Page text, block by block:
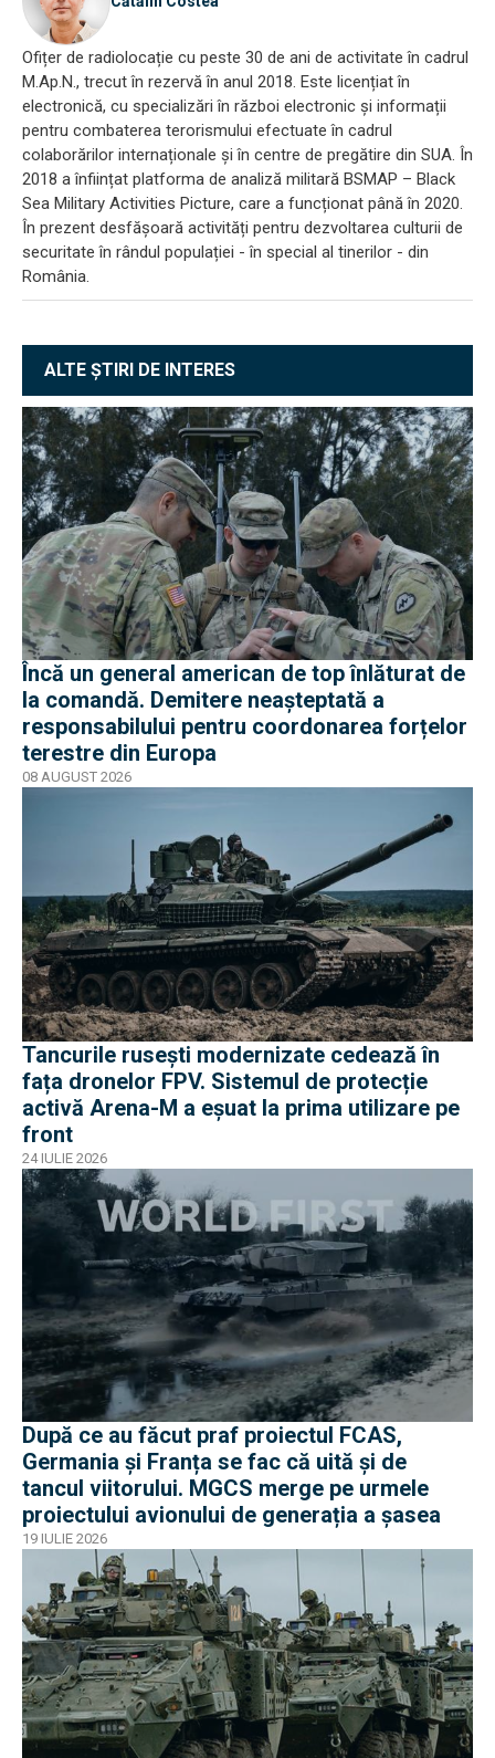
Ofițer de radiolocație cu peste 30 de ani de activitate în cadrul
M.Ap.N., trecut în rezervă în anul 2018. Este licențiat în
electronică, cu specializări în război electronic și informații
pentru combaterea terorismului efectuate în cadrul
colaborărilor internaționale și în centre de pregătire din SUA. În
2018 a înființat platforma de analiză militară BSMAP – Black
Sea Military Activities Picture, care a funcționat până în 2020.
În prezent desfășoară activități pentru dezvoltarea culturii de
securitate în rândul populației - în special al tinerilor - din
România.
ALTE ȘTIRI DE INTERES
Încă un general american de top înlăturat de
la comandă. Demitere neașteptată a
responsabilului pentru coordonarea forțelor
terestre din Europa
08 AUGUST 2026
Tancurile rusești modernizate cedează în
fața dronelor FPV. Sistemul de protecție
activă Arena-M a eșuat la prima utilizare pe
front
24 IULIE 2026
După ce au făcut praf proiectul FCAS,
Germania și Franța se fac că uită și de
tancul viitorului. MGCS merge pe urmele
proiectului avionului de generația a șasea
19 IULIE 2026